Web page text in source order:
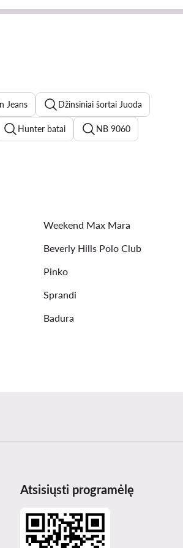
Jeans Džinsiniai šortai Juoda
Hunter batai NB 9060
Weekend Max Mara
Beverly Hills Polo Club
Pinko
Sprandi
Badura
Atsisiųsti programėlę